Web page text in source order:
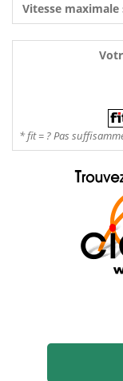
Vitesse maximale
* fit = ? Pas